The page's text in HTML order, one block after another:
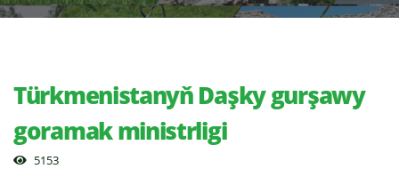
Türkmenistanyň Daşky gurşawy
goramak ministrligi
5153